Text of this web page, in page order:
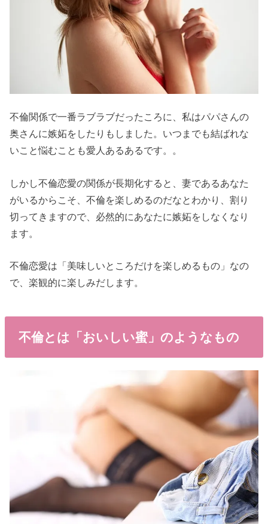
不倫関係で一番ラブラブだったころに、私はパパさんの
奥さんに嫉妬をしたりもしました。いつまでも結ばれな
いこと悩むことも愛人あるあるです。。
しかし不倫恋愛の関係が長期化すると、妻であるあなた
がいるからこそ、不倫を楽しめるのだなとわかり、割り
切ってきますので、必然的にあなたに嫉妬をしなくなり
ます。
不倫恋愛は「美味しいところだけを楽しめるもの」なの
で、楽観的に楽しみだします。
不倫とは「おいしい蜜」のようなもの